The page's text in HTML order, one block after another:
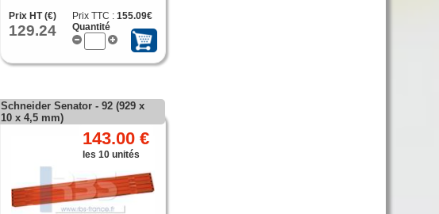
Prix HT (€)
129.24
Prix TTC :155.09€
Quantité
Schneider Senator - 92 (929 x
10 x 4,5 mm)
143.00 €
les 10 unités